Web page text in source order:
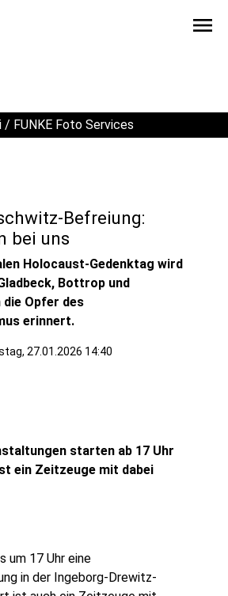
menu
/ FUNKE Foto Services
Befreiung:
bei uns
Holocaust-Gedenktag wird
Bottrop und
die Opfer des
erinnert.
27.01.2026 14:40
starten ab 17 Uhr
ein Zeitzeuge mit dabei
um 17 Uhr eine
in der Ingeborg-Drewitz-